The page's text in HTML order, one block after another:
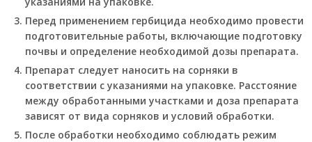
Перед применением гербицида необходимо провести
подготовительные работы, включающие подготовку
почвы и определение необходимой дозы препарата.
Препарат следует наносить на сорняки в
соответствии с указаниями на упаковке. Расстояние
между обработанными участками и доза препарата
зависят от вида сорняков и условий обработки.
После обработки необходимо соблюдать режим